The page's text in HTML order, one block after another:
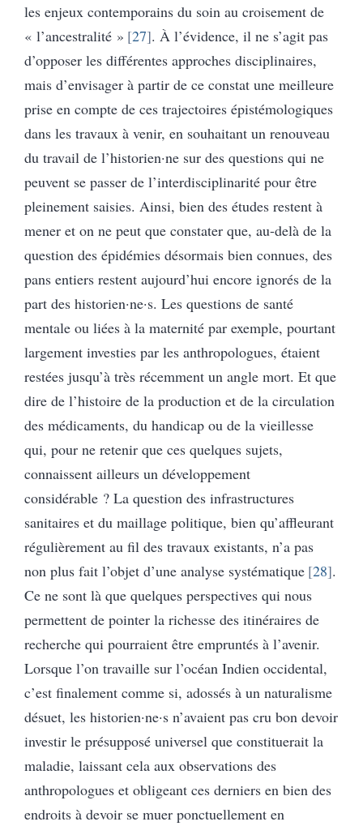
les enjeux contemporains du soin au croisement de
« l’ancestralité » 27 . À l’évidence, il ne s’agit pas
d’opposer les différentes approches disciplinaires,
mais d’envisager à partir de ce constat une meilleure
prise en compte de ces trajectoires épistémologiques
dans les travaux à venir, en souhaitant un renouveau
du travail de l’historien·ne sur des questions qui ne
peuvent se passer de l’interdisciplinarité pour être
pleinement saisies. Ainsi, bien des études restent à
mener et on ne peut que constater que, au-delà de la
question des épidémies désormais bien connues, des
pans entiers restent aujourd’hui encore ignorés de la
part des historien·ne·s. Les questions de santé
mentale ou liées à la maternité par exemple, pourtant
largement investies par les anthropologues, étaient
restées jusqu’à très récemment un angle mort. Et que
dire de l’histoire de la production et de la circulation
des médicaments, du handicap ou de la vieillesse
qui, pour ne retenir que ces quelques sujets,
connaissent ailleurs un développement
considérable ? La question des infrastructures
sanitaires et du maillage politique, bien qu’affleurant
régulièrement au fil des travaux existants, n’a pas
non plus fait l’objet d’une analyse systématique 28 .
Ce ne sont là que quelques perspectives qui nous
permettent de pointer la richesse des itinéraires de
recherche qui pourraient être empruntés à l’avenir.
Lorsque l’on travaille sur l’océan Indien occidental,
c’est finalement comme si, adossés à un naturalisme
désuet, les historien·ne·s n’avaient pas cru bon devoir
investir le présupposé universel que constituerait la
maladie, laissant cela aux observations des
anthropologues et obligeant ces derniers en bien des
endroits à devoir se muer ponctuellement en